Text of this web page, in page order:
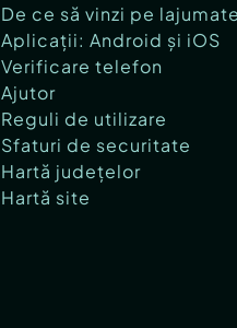
De ce să vinzi pe
Aplicații: Android și iOS
Verificare telefon
Ajutor
Reguli de utilizare
Sfaturi de securitate
Hartă județelor
Hartă site